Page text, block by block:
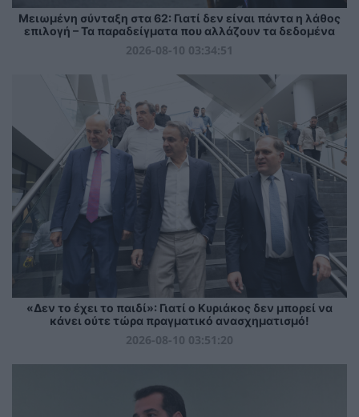
Μειωμένη σύνταξη στα 62: Γιατί δεν είναι πάντα η λάθος
επιλογή – Τα παραδείγματα που αλλάζουν τα δεδομένα
2026-08-10 03:34:51
«Δεν το έχει το παιδί»: Γιατί ο Κυριάκος δεν μπορεί να
κάνει ούτε τώρα πραγματικό ανασχηματισμό!
2026-08-10 03:51:20